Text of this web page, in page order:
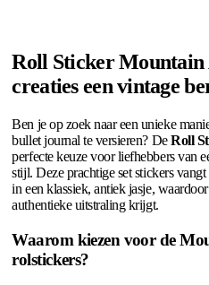
Roll Sticker Mountain
creaties een vintage
Ben je op zoek naar een unieke
bullet journal te versieren? DeRoll
perfecte keuze voor liefhebbers van
stijl. Deze prachtige set stickers
in een klassiek, antiek jasje,
authentieke uitstraling krijgt.
Waarom kiezen voor de
rolstickers?